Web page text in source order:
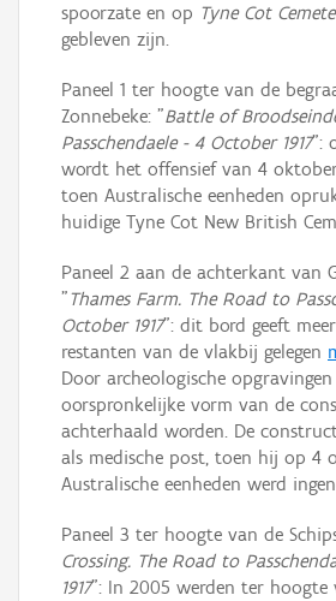
spoorzate en op Tyne Cot
gebleven zijn.
Paneel 1 ter hoogte van de
Zonnebeke: "Battle of
Passchendaele - 4 October 1917":
wordt het offensief van 4 oktober
toen Australische eenheden
huidige Tyne Cot New British
Paneel 2 aan de achterkant van
"Thames Farm. The Road to
October 1917": dit bord geeft
restanten van de vlakbij gelegen
Door archeologische
oorspronkelijke vorm van de
achterhaald worden. De
als medische post, toen hij op 4
Australische eenheden werd
Paneel 3 ter hoogte van de
Crossing. The Road to
1917": In 2005 werden ter hoogte